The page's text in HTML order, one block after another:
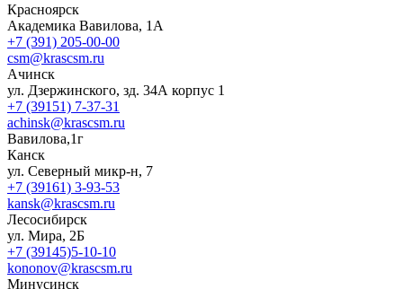
Красноярск
Академика Вавилова, 1А
+7 (391) 205-00-00
csm@krascsm.ru
Ачинск
ул. Дзержинского, зд. 34А корпус 1
+7 (39151) 7-37-31
achinsk@krascsm.ru
Вавилова,1г
Канск
ул. Северный микр-н, 7
+7 (39161) 3-93-53
kansk@krascsm.ru
Лесосибирск
ул. Мира, 2Б
+7 (39145)5-10-10
kononov@krascsm.ru
Минусинск